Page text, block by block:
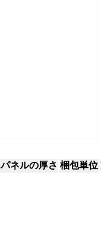
パネルの厚さ 梱包単位